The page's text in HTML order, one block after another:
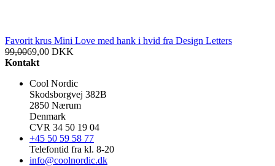
Favorit krus Mini Love med hank i hvid fra Design Letters
99,0069,00 DKK
Kontakt
Cool Nordic
Skodsborgvej 382B
2850 Nærum
Denmark
CVR 34 50 19 04
+45 50 59 58 77
Telefontid fra kl. 8-20
info@coolnordic.dk